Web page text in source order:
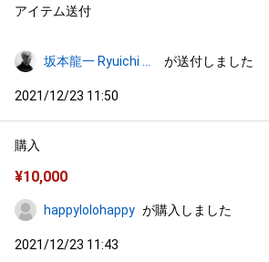
アイテム送付
が送付しました
2021/12/23 11:50
購入
¥10,000
happylolohappy が購入しました
2021/12/23 11:43